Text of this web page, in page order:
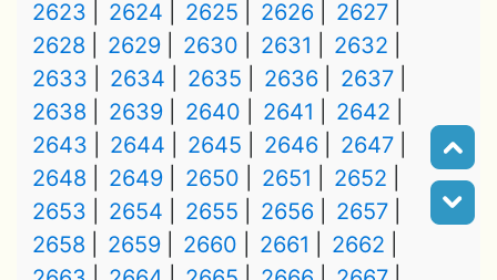
2623
2624 2625 2626
2627
2628
2629 2630 2631
2632
2633
2634 2635 2636
2637
2638
2639 2640 2641
2642
2643
2644 2645 2646
2647
2648
2649 2650 2651
2652
2653
2654 2655 2656
2657
2658
2659 2660 2661
2662